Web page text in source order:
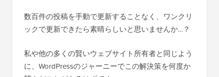
数百件の投稿を手動で更新することなく、ワンクリ
ックで更新できたら素晴らしいと思いませんか…？
私や他の多くの賢いウェブサイト所有者と同じよう
に、WordPressのジャーニーでこの解決策を何度か